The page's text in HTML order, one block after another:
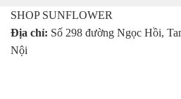
SHOP SUNFLOWER
Địa chỉ: Số 298 đường Ngọc Hồi,
Nội